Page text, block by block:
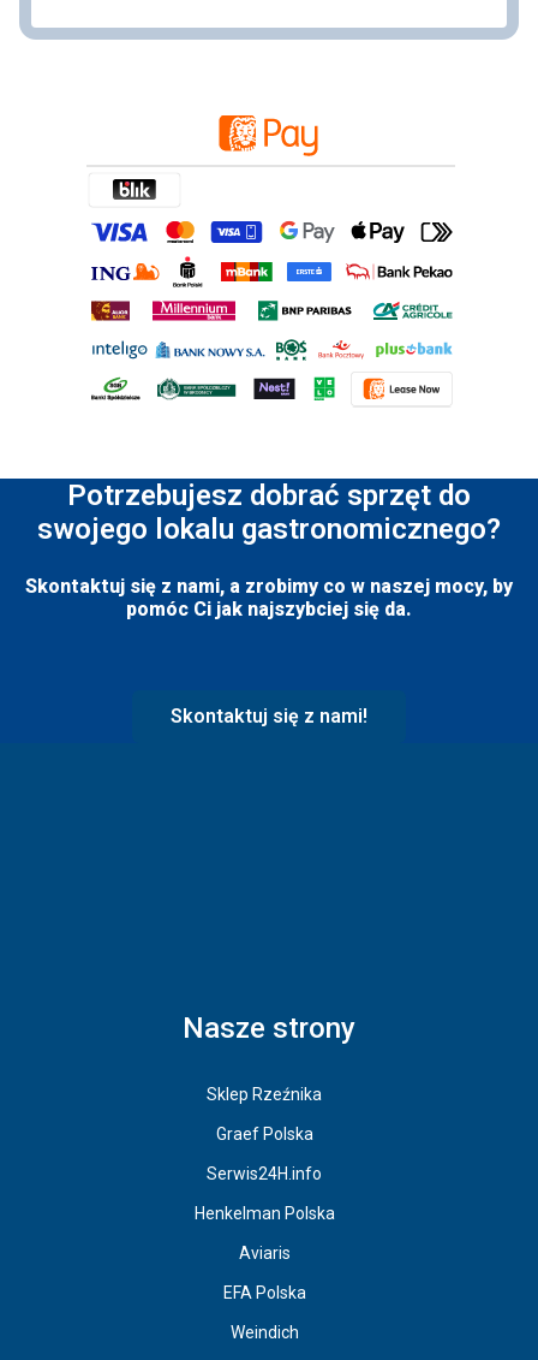
Potrzebujesz dobrać sprzęt do
swojego lokalu gastronomicznego?
Skontaktuj się z nami, a zrobimy co w naszej mocy, by
pomóc Ci jak najszybciej się da.
Skontaktuj się z nami!
Nasze strony
Sklep Rzeźnika
Graef Polska
Serwis24H.info
Henkelman Polska
Aviaris
EFA Polska
Weindich